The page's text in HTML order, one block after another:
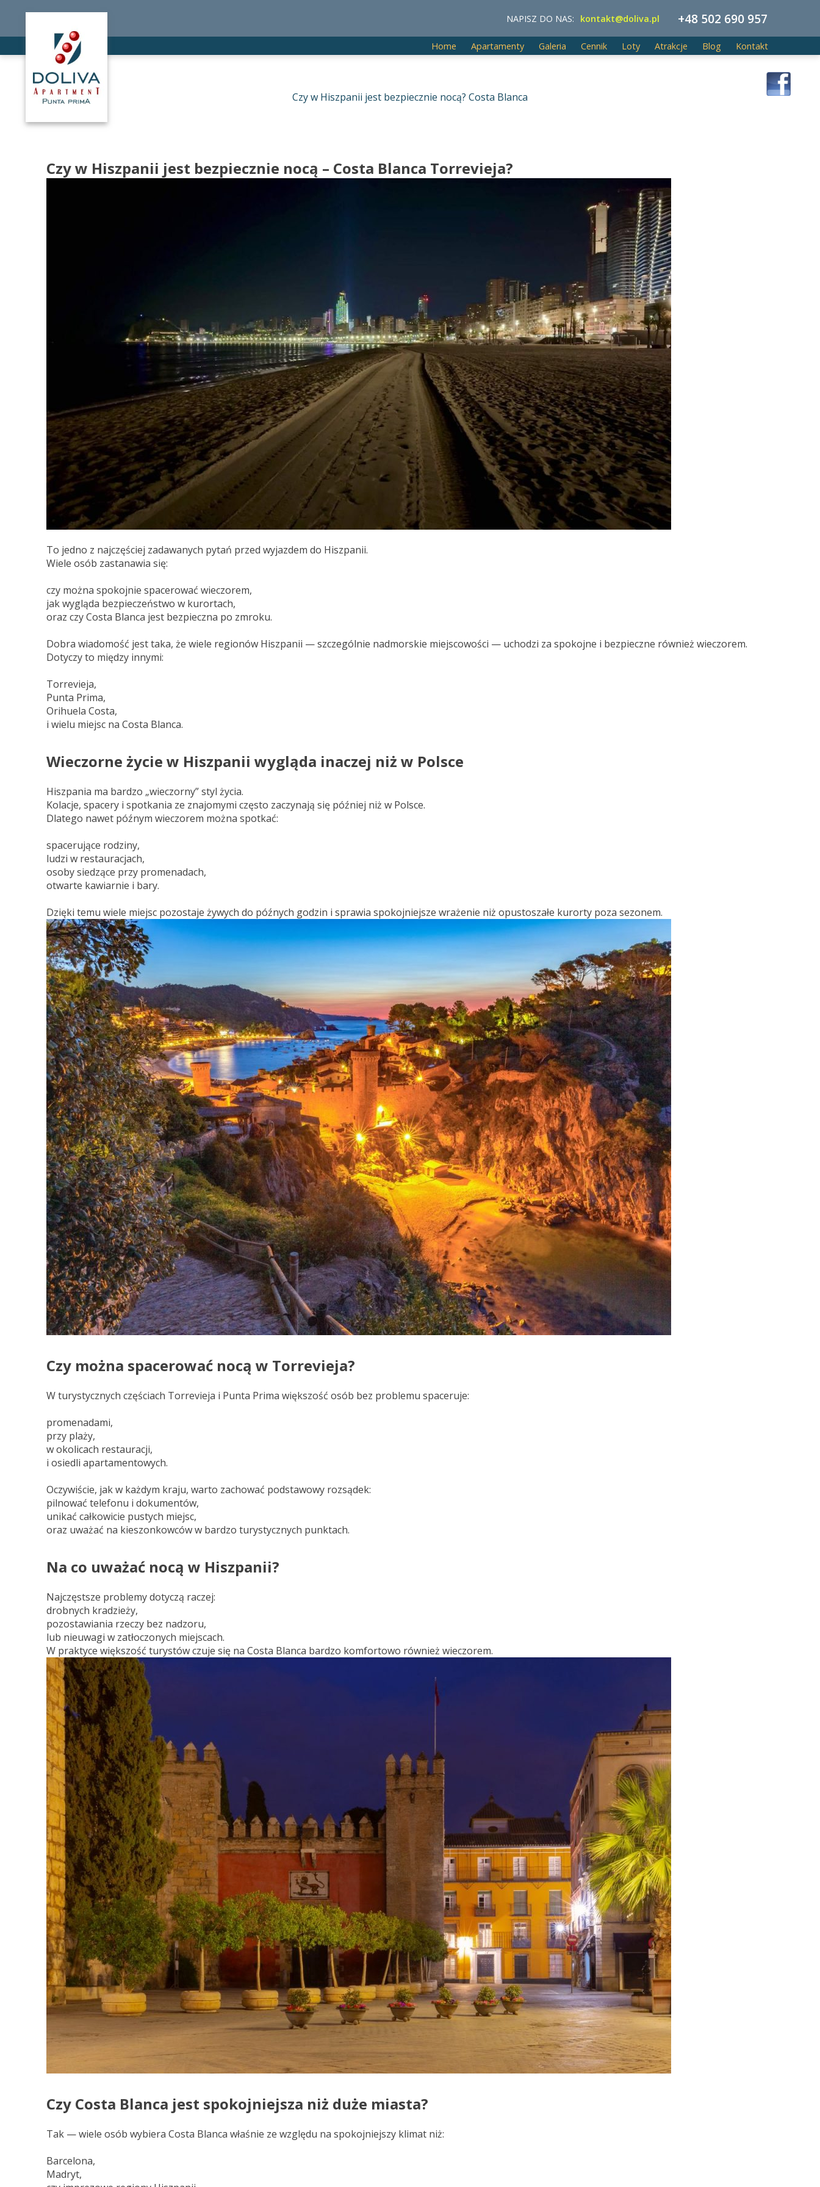
NAPISZ DO NAS: kontakt@doliva.pl +48 502 690 957
Home Apartamenty Galeria Cennik Loty Atrakcje Blog Kontakt
Czy w Hiszpanii jest bezpiecznie nocą? Costa Blanca
Czy w Hiszpanii jest bezpiecznie nocą – Costa Blanca Torrevieja?
To jedno z najczęściej zadawanych pytań przed wyjazdem do Hiszpanii.
Wiele osób zastanawia się:
czy można spokojnie spacerować wieczorem,
jak wygląda bezpieczeństwo w kurortach,
oraz czy Costa Blanca jest bezpieczna po zmroku.
Dobra wiadomość jest taka, że wiele regionów Hiszpanii — szczególnie nadmorskie miejscowości — uchodzi za spokojne i bezpieczne również wieczorem.
Dotyczy to między innymi:
Torrevieja,
Punta Prima,
Orihuela Costa,
i wielu miejsc na Costa Blanca.
Wieczorne życie w Hiszpanii wygląda inaczej niż w Polsce
Hiszpania ma bardzo „wieczorny” styl życia.
Kolacje, spacery i spotkania ze znajomymi często zaczynają się później niż w Polsce.
Dlatego nawet późnym wieczorem można spotkać:
spacerujące rodziny,
ludzi w restauracjach,
osoby siedzące przy promenadach,
otwarte kawiarnie i bary.
Dzięki temu wiele miejsc pozostaje żywych do późnych godzin i sprawia spokojniejsze wrażenie niż opustoszałe kurorty poza sezonem.
Czy można spacerować nocą w Torrevieja?
W turystycznych częściach Torrevieja i Punta Prima większość osób bez problemu spaceruje:
promenadami,
przy plaży,
w okolicach restauracji,
i osiedli apartamentowych.
Oczywiście, jak w każdym kraju, warto zachować podstawowy rozsądek:
pilnować telefonu i dokumentów,
unikać całkowicie pustych miejsc,
oraz uważać na kieszonkowców w bardzo turystycznych punktach.
Na co uważać nocą w Hiszpanii?
Najczęstsze problemy dotyczą raczej:
drobnych kradzieży,
pozostawiania rzeczy bez nadzoru,
lub nieuwagi w zatłoczonych miejscach.
W praktyce większość turystów czuje się na Costa Blanca bardzo komfortowo również wieczorem.
Czy Costa Blanca jest spokojniejsza niż duże miasta?
Tak — wiele osób wybiera Costa Blanca właśnie ze względu na spokojniejszy klimat niż:
Barcelona,
Madryt,